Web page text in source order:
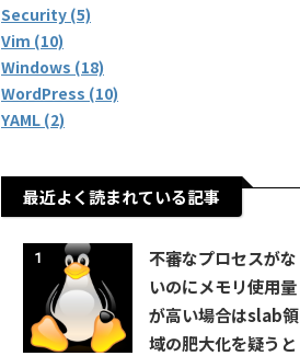
Security (5)
Vim (10)
Windows (18)
WordPress (10)
YAML (2)
最近よく読まれている記事
1
不審なプロセスがな
いのにメモリ使用量
が高い場合はslab領
域の肥大化を疑うと